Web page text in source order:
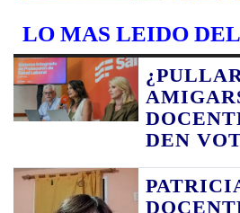
LO MAS LEIDO
DEN